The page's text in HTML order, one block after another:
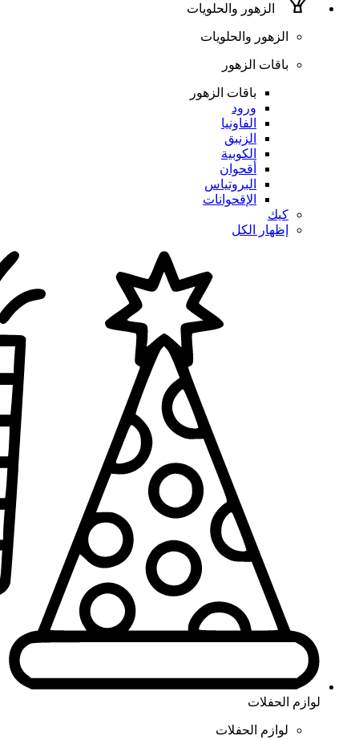
الزهور والحلويات
الزهور والحلويات
باقات الزهور
باقات الزهور
ورود
الفاونيا
الزنبق
الكوبية
أقحوان
البروتياس
الإقحوانات
كيك
إظهار الكل
لوازم الحفلات
لوازم الحفلات